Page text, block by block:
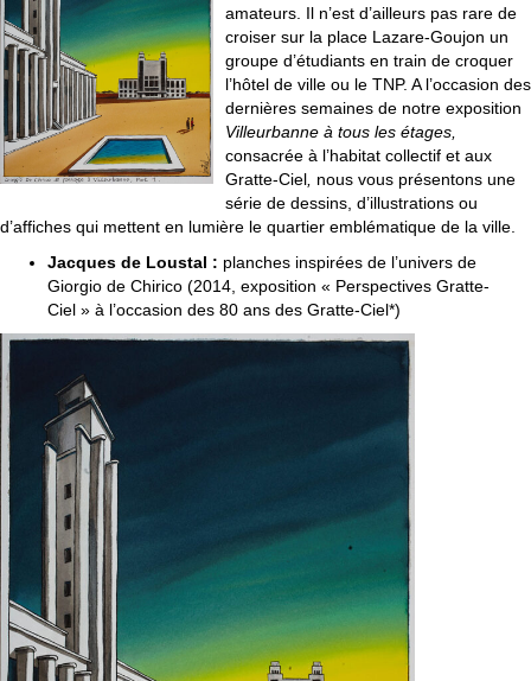
amateurs. Il n’est d’ailleurs pas rare de
croiser sur la place Lazare-Goujon un
groupe d’étudiants en train de croquer
l’hôtel de ville ou le TNP. A l’occasion des
dernières semaines de notre exposition
Villeurbanne à tous les étages,
consacrée à l’habitat collectif et aux
Gratte-Ciel, nous vous présentons une
série de dessins, d’illustrations ou
d’affiches qui mettent en lumière le quartier emblématique de la ville.
Jacques de Loustal : planches inspirées de l’univers de
Giorgio de Chirico (2014, exposition « Perspectives Gratte-
Ciel » à l’occasion des 80 ans des Gratte-Ciel*)